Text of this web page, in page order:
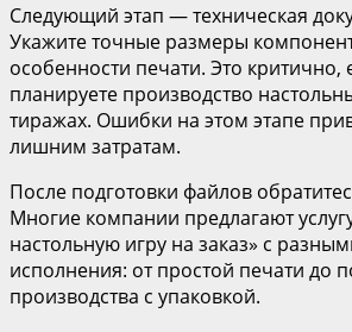
Следующий этап — техническая
Укажите точные размеры
особенности печати. Это критично,
планируете производство
тиражах. Ошибки на этом этапе
лишним затратам.
После подготовки файлов
Многие компании предлагают
настольную игру на заказ» с
исполнения: от простой печати до
производства с упаковкой.